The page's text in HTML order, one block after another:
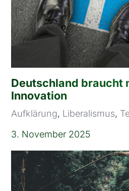
Deutschland braucht
Innovation
Aufklärung, Liberalismus,
3. November 2025